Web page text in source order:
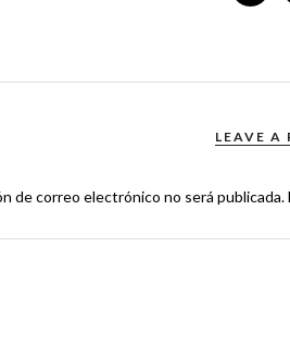
LEAVE A
de correo electrónico no será publicada.